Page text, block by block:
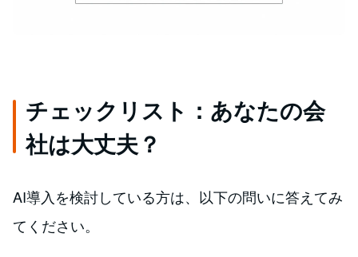
チェックリスト：あなたの会
社は大丈夫？
AI導入を検討している方は、以下の問いに答えてみ
てください。